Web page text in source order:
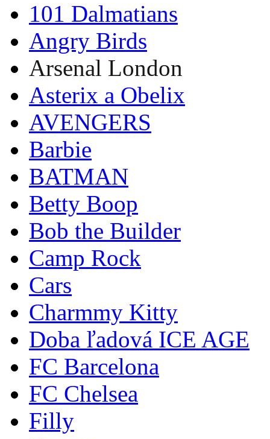
101 Dalmatians
Angry Birds
Arsenal London
Asterix a Obelix
AVENGERS
Barbie
BATMAN
Betty Boop
Bob the Builder
Camp Rock
Cars
Charmmy Kitty
Doba ľadová ICE AGE
FC Barcelona
FC Chelsea
Filly